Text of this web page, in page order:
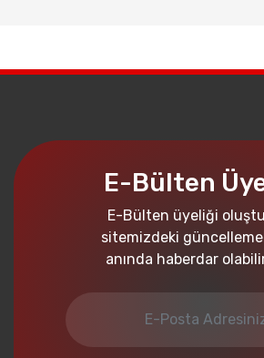
E-Bülten
E-Bülten üyeliği
sitemizdeki
anında haberdar